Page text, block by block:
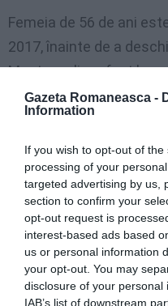
Gazeta Romaneasca -
Information
If you wish to opt-out of
processing of your
targeted advertising by us,
section to confirm your
opt-out request is
interest-based ads based
us or personal information
your opt-out. You may
disclosure of your
IAB’s list of downstream
Femeia de 56 de ani
2017, înainte de a
Monteveglio, a fost la o
bătrâni închisă din
Cele trei surori nu au
colaboratoare, definite
voluntare”. Niciuna nu
profesiile din sănătate.
Pentru judecătorul de
mărturiile de mediu au
opresiune generală și